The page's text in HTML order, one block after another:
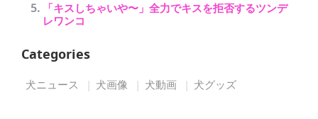
「キスしちゃいや〜」全力でキスを拒否するツンデ
レワンコ
Categories
犬ニュース 犬画像 犬動画 犬グッズ